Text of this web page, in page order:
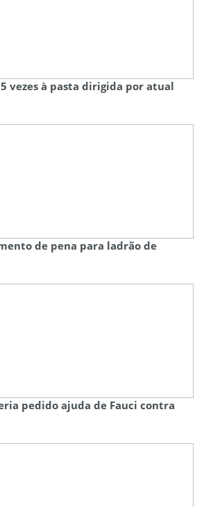
5 vezes à pasta dirigida por atual
de pena para ladrão de
pedido ajuda de Fauci contra